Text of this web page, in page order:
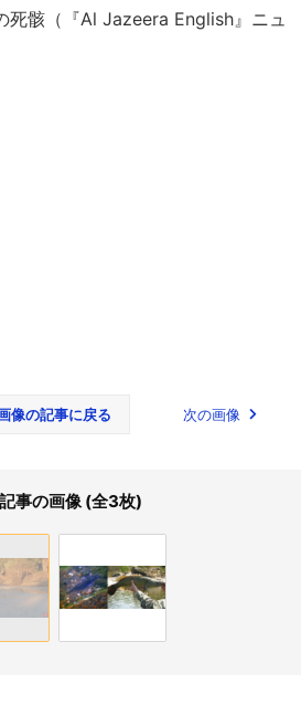
死骸（『Al Jazeera English』ニュ
像の記事に戻る 次の画像
事の画像 (全3枚)